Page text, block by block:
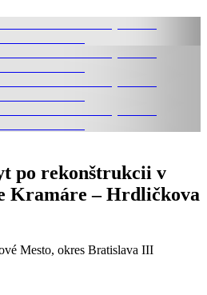
po rekonštrukcii v
Kramáre – Hrdličkova
Mesto, okres Bratislava III